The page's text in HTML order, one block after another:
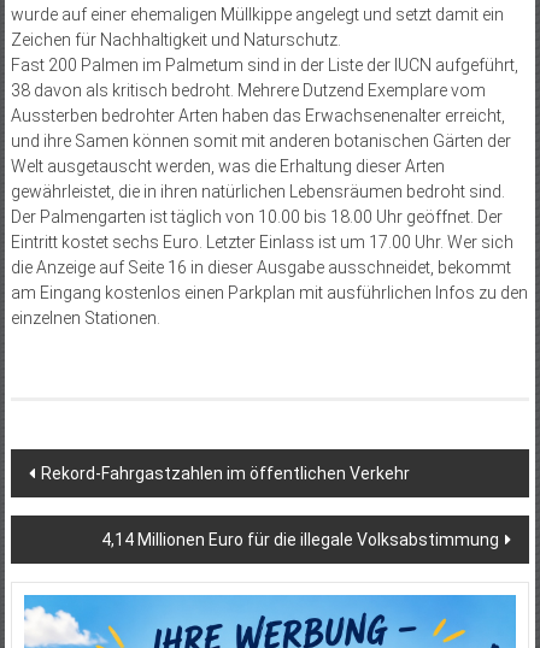
wurde auf einer ehemaligen Müllkippe angelegt und setzt damit ein
Zeichen für Nachhaltigkeit und Naturschutz.
Fast 200 Palmen im Palmetum sind in der Liste der IUCN aufgeführt,
38 davon als kritisch bedroht. Mehrere Dutzend Exemplare vom
Aussterben bedrohter Arten haben das Erwachsenenalter erreicht,
und ihre Samen können somit mit anderen botanischen Gärten der
Welt ausgetauscht werden, was die Erhaltung dieser Arten
gewährleistet, die in ihren natürlichen Lebensräumen bedroht sind.
Der Palmengarten ist täglich von 10.00 bis 18.00 Uhr geöffnet. Der
Eintritt kostet sechs Euro. Letzter Einlass ist um 17.00 Uhr. Wer sich
die Anzeige auf Seite 16 in dieser Ausgabe ausschneidet, bekommt
am Eingang kostenlos einen Parkplan mit ausführlichen Infos zu den
einzelnen Stationen.
Beitragsnavigation
Rekord-Fahrgastzahlen im öffentlichen Verkehr
4,14 Millionen Euro für die illegale Volksabstimmung